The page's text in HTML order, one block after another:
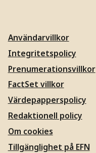
Användarvillkor
Integritetspolicy
Prenumerationsvillkor
FactSet villkor
Värdepapperspolicy
Redaktionell policy
Om cookies
Tillgänglighet på EFN